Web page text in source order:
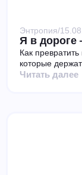
Энтропия/
Я в дороге
Как
которые
Читать далее